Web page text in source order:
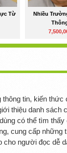
Từ
Nhiều
tin, kiến
thiệu danh sách
có thể tìm
cung cấp những
cho người đọc dễ